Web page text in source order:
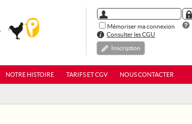
Mémoriser ma connexion
Consulter les CGU
Inscription
NOTRE HISTOIRE TARIFS ET CGV NOUS CONTACTER